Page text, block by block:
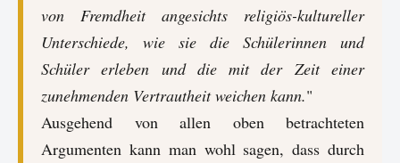
von Fremdheit angesichts religiös-kultureller
Unterschiede, wie sie die Schülerinnen und
Schüler erleben und die mit der Zeit einer
zunehmenden Vertrautheit weichen kann."
Ausgehend von allen oben betrachteten
Argumenten kann man wohl sagen, dass durch